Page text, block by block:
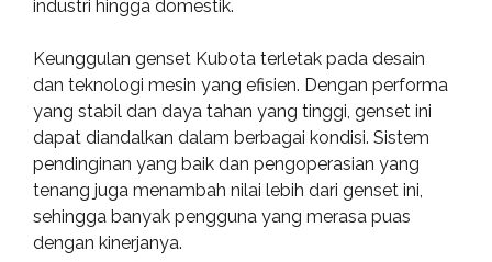
industri hingga domestik.
Keunggulan genset Kubota terletak pada desain
dan teknologi mesin yang efisien. Dengan performa
yang stabil dan daya tahan yang tinggi, genset ini
dapat diandalkan dalam berbagai kondisi. Sistem
pendinginan yang baik dan pengoperasian yang
tenang juga menambah nilai lebih dari genset ini,
sehingga banyak pengguna yang merasa puas
dengan kinerjanya.